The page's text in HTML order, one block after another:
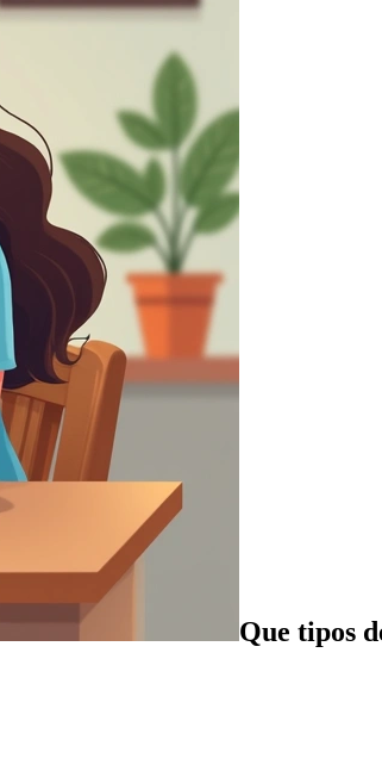
Que tipos